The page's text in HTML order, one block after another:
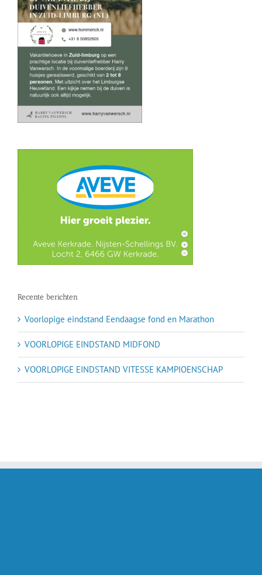
Recente berichten
Voorlopige eindstand Eendaagse fond en Marathon
VOORLOPIGE EINDSTAND MIDFOND
VOORLOPIGE EINDSTAND VITESSE KAMPIOENSCHAP